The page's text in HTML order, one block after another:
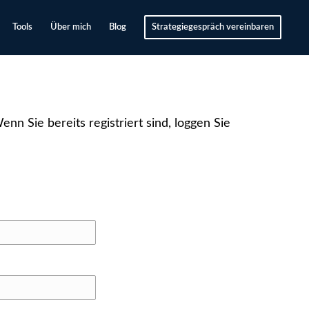
Tools Über mich Blog Strategiegespräch vereinbaren
Sie bereits registriert sind, loggen Sie